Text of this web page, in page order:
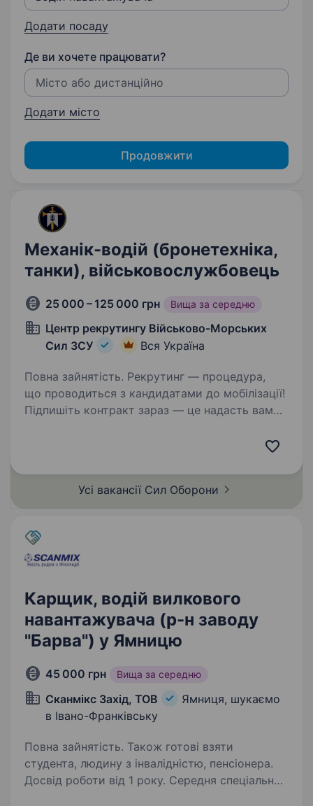
Додати посаду
Де ви хочете працювати?
Додати місто
Продовжити
Механік-водій (бронетехніка,
танки), військовослужбовець
25 000 – 125 000 грн Вища за середню
Центр рекрутингу Військово-Морських
Сил ЗСУ
Вся Україна
Повна зайнятість. Рекрутинг — процедура,
що проводиться з кандидатами до мобілізації!
Підпишіть контракт зараз — це надасть вам
Усі вакансії Сил Оборони
Карщик, водій вилкового
навантажувача (р-н заводу
"Барва") у Ямницю
45 000 грн Вища за середню
Сканмікс Захід, ТОВ
Ямниця, шукаємо
в Івано-Франківську
Повна зайнятість. Також готові взяти
студента, людину з інвалідністю, пенсіонера.
Досвід роботи від 1 року. Середня спеціальна